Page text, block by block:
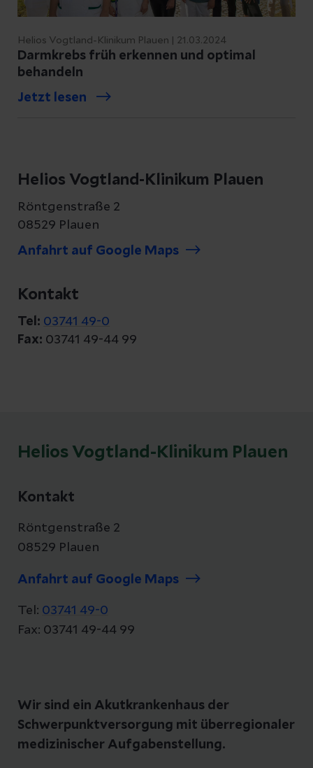
Helios Vogtland-Klinikum Plauen | 21.03.2024
Darmkrebs früh erkennen und optimal
behandeln
Jetzt lesen
Helios Vogtland-Klinikum Plauen
Röntgenstraße 2
08529 Plauen
Anfahrt auf Google Maps
Kontakt
Tel: 03741 49-0
Fax: 03741 49-44 99
Helios Vogtland-Klinikum Plauen
Kontakt
Röntgenstraße 2
08529 Plauen
Anfahrt auf Google Maps
Tel: 03741 49-0
Fax: 03741 49-44 99
Wir sind ein Akutkrankenhaus der
Schwerpunktversorgung mit überregionaler
medizinischer Aufgabenstellung.